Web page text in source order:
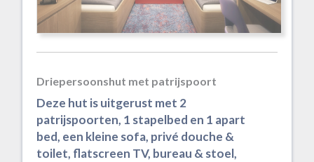
Driepersoonshut met patrijspoort
Deze hut is uitgerust met 2
patrijspoorten, 1 stapelbed en 1 apart
bed, een kleine sofa, privé douche &
toilet, flatscreen TV, bureau & stoel,